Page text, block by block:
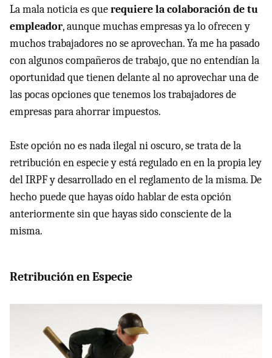
La mala noticia es querequiere la colaboración de tu
empleador, aunque muchas empresas ya lo ofrecen y
muchos trabajadores no se aprovechan. Ya me ha pasado
con algunos compañeros de trabajo, que no entendían la
oportunidad que tienen delante al no aprovechar una de
las pocas opciones que tenemos los trabajadores de
empresas para ahorrar impuestos.
Este opción no es nada ilegal ni oscuro, se trata de la
retribución en especie y está regulado en en la propia ley
del IRPF y desarrollado en el reglamento de la misma. De
hecho puede que hayas oído hablar de esta opción
anteriormente sin que hayas sido consciente de la
misma.
Retribución en Especie